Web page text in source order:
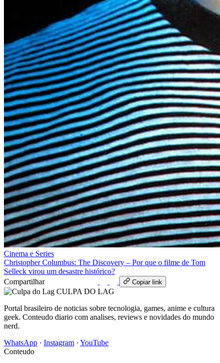
Cinema e Series
Christopher Columbus: The Discovery – Por que o filme de Tom
Selleck virou um desastre histórico?
Compartilhar
Copiar link
CULPA DO LAG
Portal brasileiro de noticias sobre tecnologia, games, anime e cultura
geek. Conteudo diario com analises, reviews e novidades do mundo
nerd.
WhatsApp · Instagram · YouTube
Conteudo